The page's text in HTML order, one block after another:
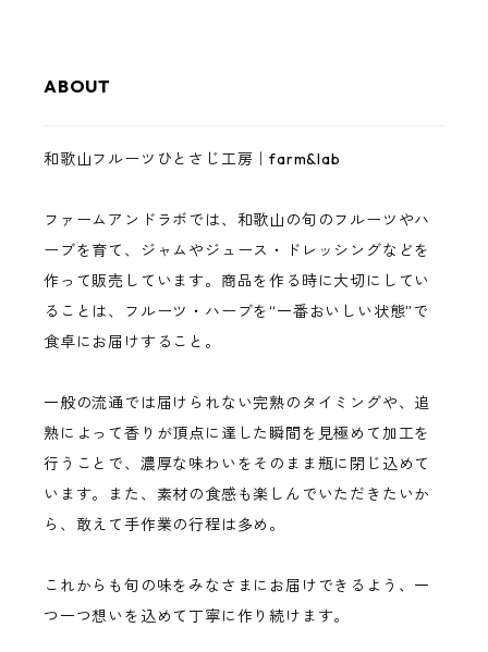
レモン
南高梅
まりひめいちご
バジル
ゼリー・スムージーゼリー
ジュース
調味料（ドレッシング・バジルソース）
3,000円以下
5,000円以下
10,000円以下
ABOUT
和歌山フルーツひとさじ工房｜farm&lab
ファームアンドラボでは、和歌山の旬のフルーツやハ
ーブを育て、ジャムやジュース・ドレッシングなどを
作って販売しています。商品を作る時に大切にしてい
ることは、フルーツ・ハーブを“一番おいしい状態”で
食卓にお届けすること。
一般の流通では届けられない完熟のタイミングや、追
熟によって香りが頂点に達した瞬間を見極めて加工を
行うことで、濃厚な味わいをそのまま瓶に閉じ込めて
います。また、素材の食感も楽しんでいただきたいか
ら、敢えて手作業の行程は多め。
これからも旬の味をみなさまにお届けできるよう、一
つ一つ想いを込めて丁寧に作り続けます。